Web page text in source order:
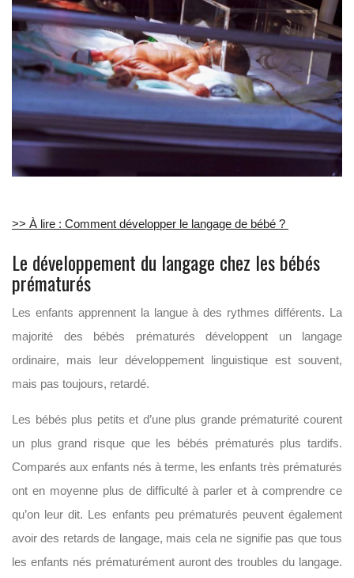
>> À lire : Comment développer le langage de bébé ?
Le développement du langage chez les bébés
prématurés
Les enfants apprennent la langue à des rythmes différents. La
majorité des bébés prématurés développent un langage
ordinaire, mais leur développement linguistique est souvent,
mais pas toujours, retardé.
Les bébés plus petits et d’une plus grande prématurité courent
un plus grand risque que les bébés prématurés plus tardifs.
Comparés aux enfants nés à terme, les enfants très prématurés
ont en moyenne plus de difficulté à parler et à comprendre ce
qu’on leur dit. Les enfants peu prématurés peuvent également
avoir des retards de langage, mais cela ne signifie pas que tous
les enfants nés prématurément auront des troubles du langage.